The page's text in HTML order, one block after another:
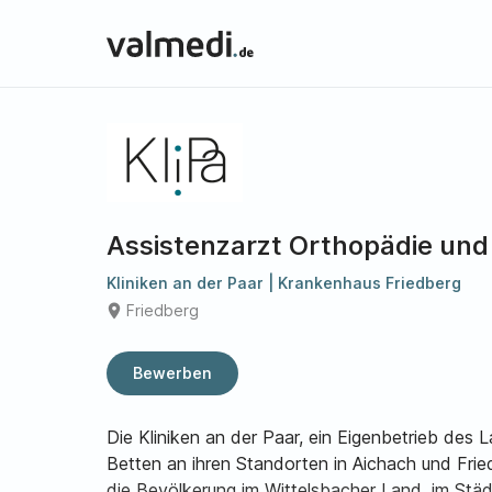
Assistenzarzt Orthopädie
Kliniken an der Paar | Krankenhaus Friedberg
place Friedberg
Bewerben
Die Kliniken an der Paar, ein Eigenbetrieb des
Betten an ihren Standorten in Aichach und